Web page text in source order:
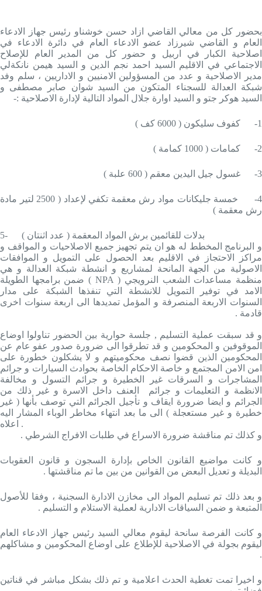
بحضور كل من معالي القاضي ازاد حسن خوشناو رئيس جهاز الادعاء
العام و القاضي شيرزاد عضو الادعاء العام في دائرة الادعاء في
اصلاحية الكبار في اربيل و حضور كل من المدير العام للإصلاح
الاجتماعي في الاقليم السيد احمد نجم الدين و السيد هيمن نانكةلي
مدير الاصلاحية و عدد من المسؤولين الامنيين و الاداريين ، سلم وفد
شبكة العدالة للسجناء المتكون من السيد شوان صابر مصطفى و
السيد هوكر جتو و السيد اوارة جلال المواد التالية لإدارة الاصلاحية :-
1- كفوف سليكون ( 6000 كف )
2- كمامات ( 1000 كمامة )
3- غسول جيل اليدين معقم ( 600 علبة )
4-
خمسة جليكانات مواد رش معقمة تكفي لإعداد ( 2500 لتير مادة
رش معقمة )
5- بدلات للقائمين برش المواد المعقمة ( عدد اثنتان )
و البرنامج المخطط له هو ان يتم تجهيز جميع الاصلاحيات و المواقف و
مراكز الاحتجاز في الاقليم بعد الحصول على التمويل و الموافقات
الاصولية من الجهة المانحة لمشاريع و انشطة شبكة العدالة و هي
منظمة مساعدات الشعب النرويجي ( NPA ) ضمن برامجها الطويلة
الامد في توفير التمويل للانشطة التي تنفذها الشبكة على مدار
السنوات الاربعة المنصرفة و المؤمل تمديدها الى اربعة سنوات اخرى
قادمة .
و قد سبقت عملية التسليم , جلسة حوارية بين الحضور تناولوا اوضاع
الموقوفين و المحكومين و قد تطرقوا الى ضرورة صدور عفو عام عن
المحكومين الذين قضوا نصف محكوميتهم و لا يشكلون خطورة على
امن الامن المجتمع و خاصة الاحكام الخاصة بحوادث السيارات و جرائم
المشاجرات و السرقات غير الخطيرة و جرائم التسول و مخالفة
الانظمة و التعليمات و جرائم العنف داخل الاسرة و غير ذلك من
الجرائم و ايضا ضرورة ايقاف و تأجيل الجرائم التي توصف بأنها ( غير
خطيرة و غير مستعجلة ) الى ما بعد انتهاء مخاطر الوباء المشار اليه
اعلاه .
و كذلك تم مناقشة ضرورة الاسراع في طلبات الافراج الشرطي .
و كانت مواضيع القانون الخاص بإدارة السجون و قانون العقوبات
البديلة و تعديل البعض من القوانين من بين ما تم مناقشتها .
و بعد ذلك تم تسليم المواد الى مخازن الادارة السجنية ، وفقا للأصول
المتبعة و ضمن السياقات الادارية لعملية الاستلام و التسليم .
و كانت الفرصة سانحة ليقوم معالي السيد رئيس جهاز الادعاء العام
ليقوم بجولة في الاصلاحية للإطلاع على اوضاع المحكومين و مشاكلهم
.
و اخيرا تمت تغطية الحدث اعلامية و تم ذلك بشكل مباشر في قناتين